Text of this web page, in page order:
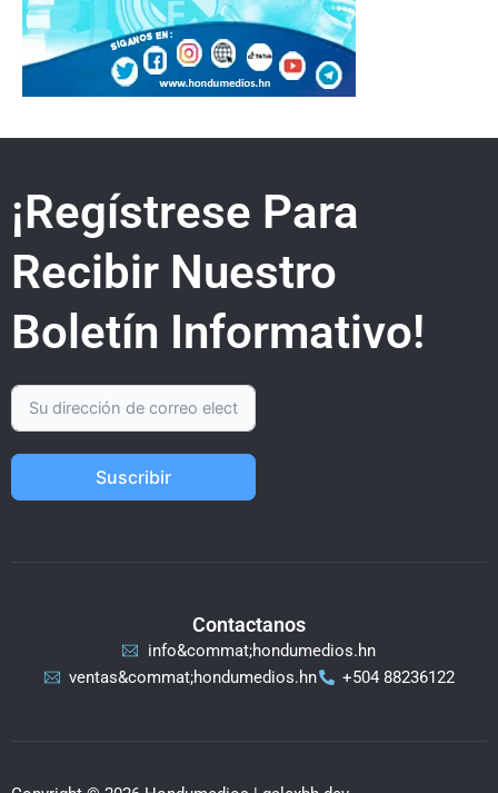
¡Regístrese Para
Recibir Nuestro
Boletín Informativo!
Suscribir
Contactanos
info&commat;hondumedios.hn
ventas&commat;hondumedios.hn
+504 88236122